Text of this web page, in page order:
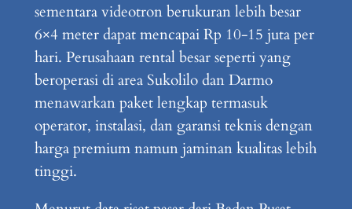
sementara videotron berukuran lebih besar
6×4 meter dapat mencapai Rp 10-15 juta per
hari. Perusahaan rental besar seperti yang
beroperasi di area Sukolilo dan Darmo
menawarkan paket lengkap termasuk
operator, instalasi, dan garansi teknis dengan
harga premium namun jaminan kualitas lebih
tinggi.